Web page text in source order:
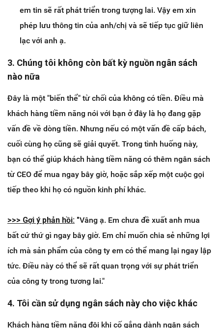
em tin sẽ rất phát triển trong tượng lai. Vậy em xin
phép lưu thông tin của anh/chị và sẽ tiếp tục giữ liên
lạc với anh ạ.
3. Chúng tôi không còn bất kỳ nguồn ngân sách
nào nữa
Đây là một "biến thể" từ chối của không có tiền. Điều mà
khách hàng tiềm năng nói với bạn ở đây là họ đang gặp
vấn đề về dòng tiền. Nhưng nếu có một vấn đề cấp bách,
cuối cùng họ cũng sẽ giải quyết. Trong tình huống này,
bạn có thể giúp khách hàng tiềm năng có thêm ngân sách
từ CEO để mua ngay bây giờ, hoặc sắp xếp một cuộc gọi
tiếp theo khi họ có nguồn kinh phí khác.
>>> ​Gợi ý phản hồi: "Vâng ạ. Em chưa đề xuất anh mua
bất cứ thứ gì ngay bây giờ. Em chỉ muốn chia sẻ những lợi
ích mà sản phẩm của công ty em có thể mang lại ngay lập
tức. Điều này có thể sẽ rất quan trọng với sự phát triển
của công ty trong tương lai."
4. Tôi cần sử dụng ngân sách này cho việc khác
Khách hàng tiềm năng đôi khi cố gắng dành ngân sách